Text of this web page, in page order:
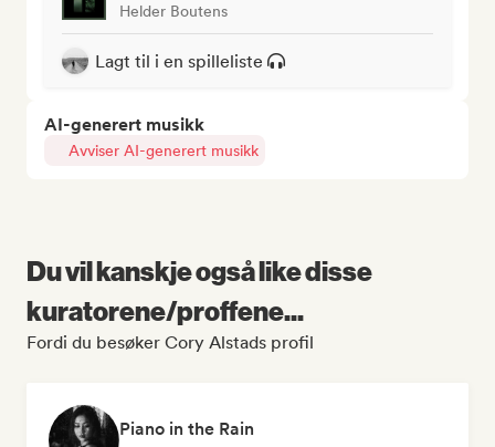
Helder Boutens
Lagt til i en spilleliste
AI-generert musikk
Avviser AI-generert musikk
Du vil kanskje også like disse
kuratorene/proffene...
Fordi du besøker Cory Alstads profil
Piano in the Rain